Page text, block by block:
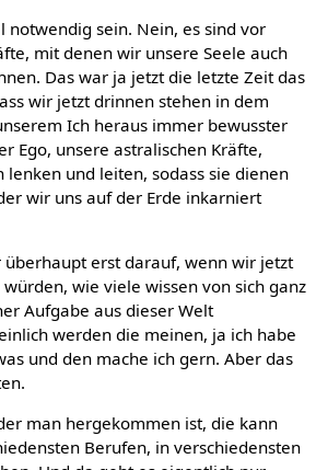
notwendig sein. Nein, es sind vor
mit denen wir unsere Seele auch
Das war ja jetzt die letzte Zeit das
wir jetzt drinnen stehen in dem
Ich heraus immer bewusster
Ego, unsere astralischen Kräfte,
lenken und leiten, sodass sie dienen
wir uns auf der Erde inkarniert
erst darauf, wenn wir jetzt
wie viele wissen von sich ganz
Aufgabe aus dieser Welt
werden die meinen, ja ich habe
und den mache ich gern. Aber das
man hergekommen ist, die kann
Berufen, in verschiedensten